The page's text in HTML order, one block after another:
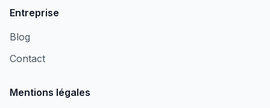
Entreprise
Blog
Contact
Mentions légales